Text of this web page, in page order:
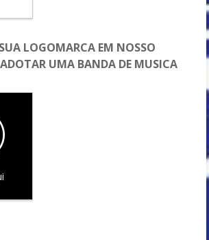
LOGOMARCA EM NOSSO
UMA BANDA DE MUSICA